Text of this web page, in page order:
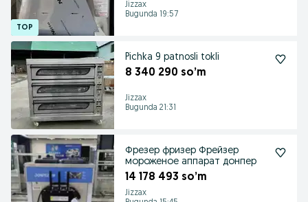
Jizzax
Bugunda 19:57
Pichka 9 patnosli tokli
8 340 290 so’m
Jizzax
Bugunda 21:31
Фрезер фризер Фрейзер
мороженое аппарат донпер
14 178 493 so’m
Jizzax